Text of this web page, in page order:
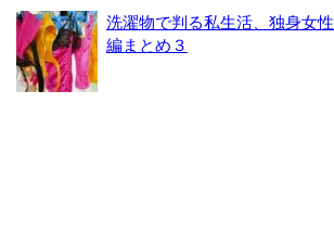
洗濯物で判る私生活、独身女性
編まとめ３